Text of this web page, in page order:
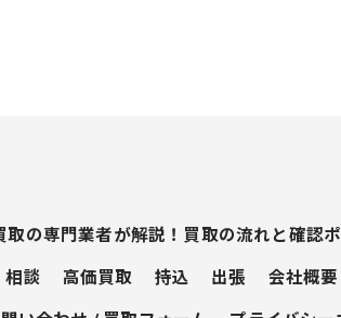
取の専門業者が解説！買取の流れと確認
相談 高価買取 持込 出張 会社概要